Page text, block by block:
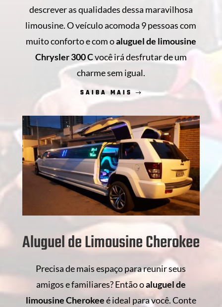
descrever as qualidades dessa maravilhosa
limousine. O veículo acomoda 9 pessoas com
muito conforto e com oaluguel de limousine
Chrysler 300 Cvocê irá desfrutar de um
charme sem igual.
SAIBA MAIS
Aluguel de Limousine Cherokee
Precisa de mais espaço para reunir seus
amigos e familiares? Então oaluguel de
limousine Cherokeeé ideal para você. Conte